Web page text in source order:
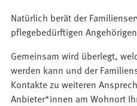
Natürlich berät der
pflegebedürftigen
Gemeinsam wird überlegt,
werden kann und der
Kontakte zu weiteren
Anbieter*innen am Wohnort